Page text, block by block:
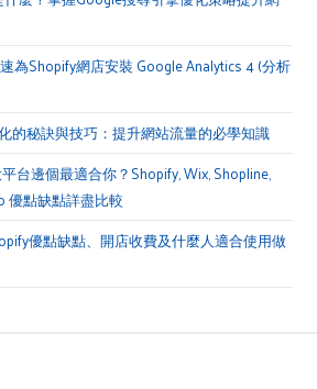
為Shopify網店安裝 Google Analytics 4 (分析
的秘訣與技巧：提升網站流量的必學知識
台邊個最適合你？Shopify, Wix, Shopline,
優點缺點詳盡比較
優點缺點、開店收費及什麼人適合使用做